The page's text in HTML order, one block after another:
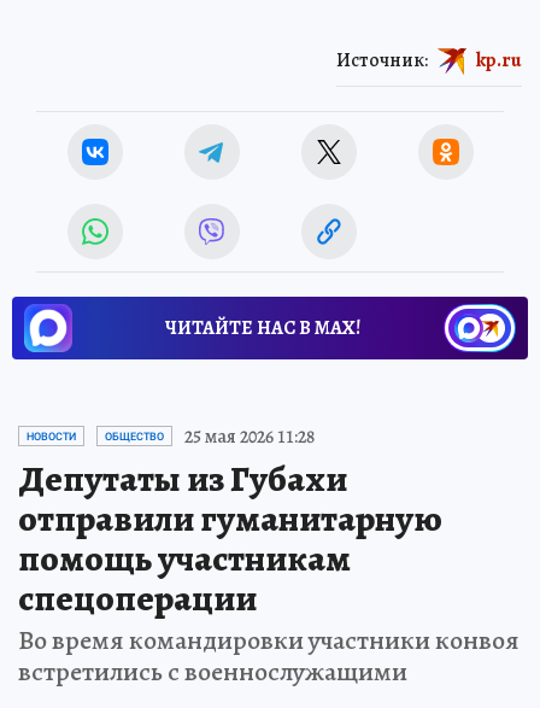
Источник: kp.ru
ЧИТАЙТЕ НАС В МАХ!
НОВОСТИ ОБЩЕСТВО 25 мая 2026 11:28
Депутаты из Губахи
отправили гуманитарную
помощь участникам
спецоперации
Во время командировки участники конвоя
встретились с военнослужащими